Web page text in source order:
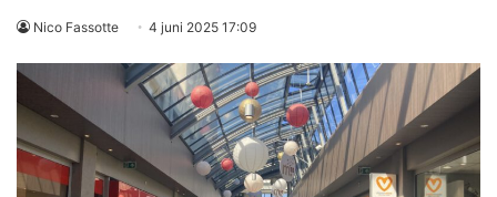
Nico Fassotte 4 juni 2025 17:09